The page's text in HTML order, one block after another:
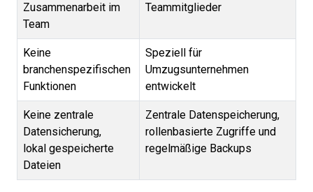
Zusammenarbeit im
Team
Teammitglieder
Keine
branchenspezifischen
Funktionen
Speziell für
Umzugsunternehmen
entwickelt
Keine zentrale
Datensicherung,
lokal gespeicherte
Dateien
Zentrale Datenspeicherung,
rollenbasierte Zugriffe und
regelmäßige Backups